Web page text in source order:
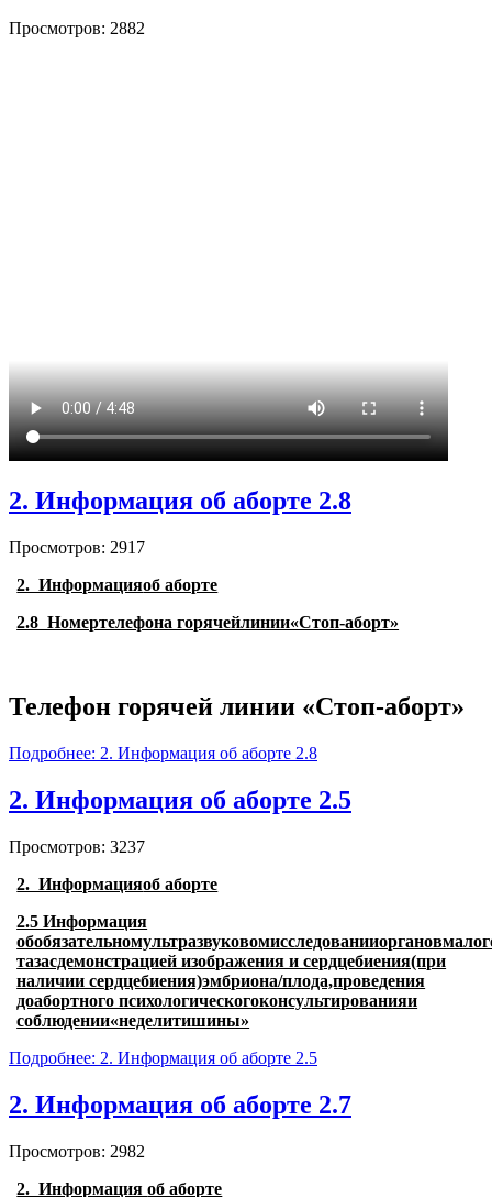
Просмотров: 2882
2. Информация об аборте 2.8
Просмотров: 2917
2. Информацияоб аборте
2.8 Номертелефона горячейлинии«Стоп-аборт»
Телефон горячей линии «Стоп-аборт»
Подробнее: 2. Информация об аборте 2.8
2. Информация об аборте 2.5
Просмотров: 3237
2. Информацияоб аборте
2.5 Информация
тазасдемонстрацией изображения и сердцебиения(при
наличии сердцебиения)эмбриона/плода,проведения
доабортного психологическогоконсультированияи
соблюдении«неделитишины»
Подробнее: 2. Информация об аборте 2.5
2. Информация об аборте 2.7
Просмотров: 2982
2. Информацияоб аборте